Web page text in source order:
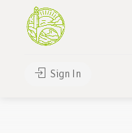
Sign In